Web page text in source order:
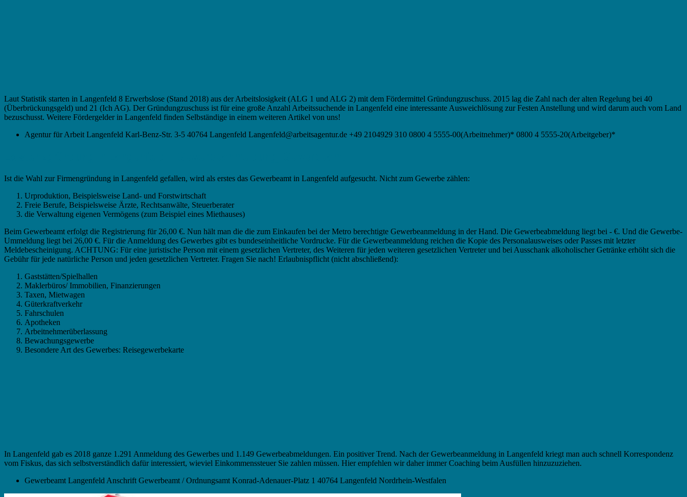
Laut Statistik starten in Langenfeld 8 Erwerbslose (Stand 2018) aus der Arbeitslosigkeit (ALG 1 und ALG 2) mit dem Fördermittel Gründungzuschuss. 2015 lag die Zahl nach der alten Regelung bei 40
(Überbrückungsgeld) und 21 (Ich AG). Der Gründungzuschuss ist für eine große Anzahl Arbeitssuchende in Langenfeld eine interessante Ausweichlösung zur Festen Anstellung und wird darum auch vom Land
bezuschusst. Weitere Fördergelder in Langenfeld finden Selbständige in einem weiteren Artikel von uns!
Agentur für Arbeit Langenfeld Karl-Benz-Str. 3-5 40764 Langenfeld Langenfeld@arbeitsagentur.de +49 2104929 310 0800 4 5555-00(Arbeitnehmer)* 0800 4 5555-20(Arbeitgeber)*
Ist die Wahl zur Firmengründung in Langenfeld gefallen, wird als erstes das Gewerbeamt in Langenfeld aufgesucht. Nicht zum Gewerbe zählen:
Urproduktion, Beispielsweise Land- und Forstwirtschaft
Freie Berufe, Beispielsweise Ärzte, Rechtsanwälte, Steuerberater
die Verwaltung eigenen Vermögens (zum Beispiel eines Miethauses)
Beim Gewerbeamt erfolgt die Registrierung für 26,00 €. Nun hält man die die zum Einkaufen bei der Metro berechtigte Gewerbeanmeldung in der Hand. Die Gewerbeabmeldung liegt bei - €. Und die Gewerbe-
Ummeldung liegt bei 26,00 €. Für die Anmeldung des Gewerbes gibt es bundeseinheitliche Vordrucke. Für die Gewerbeanmeldung reichen die Kopie des Personalausweises oder Passes mit letzter
Meldebescheinigung. ACHTUNG: Für eine juristische Person mit einem gesetzlichen Vertreter, des Weiteren für jeden weiteren gesetzlichen Vertreter und bei Ausschank alkoholischer Getränke erhöht sich die
Gebühr für jede natürliche Person und jeden gesetzlichen Vertreter. Fragen Sie nach! Erlaubnispflicht (nicht abschließend):
Gaststätten/Spielhallen
Maklerbüros/ Immobilien, Finanzierungen
Taxen, Mietwagen
Güterkraftverkehr
Fahrschulen
Apotheken
Arbeitnehmerüberlassung
Bewachungsgewerbe
Besondere Art des Gewerbes: Reisegewerbekarte
In Langenfeld gab es 2018 ganze 1.291 Anmeldung des Gewerbes und 1.149 Gewerbeabmeldungen. Ein positiver Trend. Nach der Gewerbeanmeldung in Langenfeld kriegt man auch schnell Korrespondenz
vom Fiskus, das sich selbstverständlich dafür interessiert, wieviel Einkommenssteuer Sie zahlen müssen. Hier empfehlen wir daher immer Coaching beim Ausfüllen hinzuzuziehen.
Gewerbeamt Langenfeld Anschrift Gewerbeamt / Ordnungsamt Konrad-Adenauer-Platz 1 40764 Langenfeld Nordrhein-Westfalen